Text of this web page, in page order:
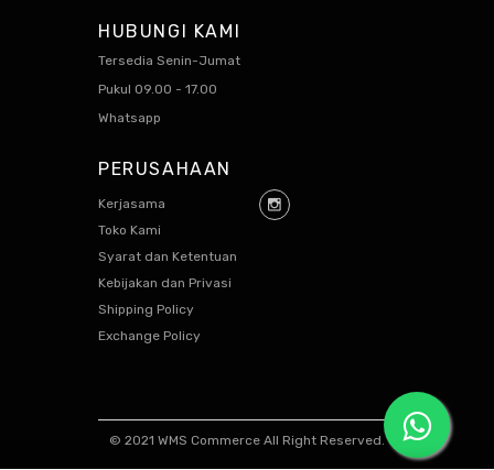
HUBUNGI KAMI
Tersedia Senin-Jumat
Pukul 09.00 - 17.00
Whatsapp
PERUSAHAAN
Kerjasama
Toko Kami
Syarat dan Ketentuan
Kebijakan dan Privasi
Shipping Policy
Exchange Policy
© 2021 WMS Commerce All Right Reserved.